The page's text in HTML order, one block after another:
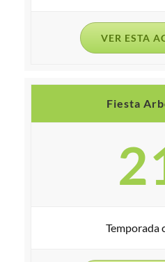
VER ESTA
Fiesta
Temporada